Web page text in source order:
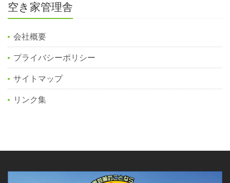
空き家管理舎
会社概要
プライバシーポリシー
サイトマップ
リンク集